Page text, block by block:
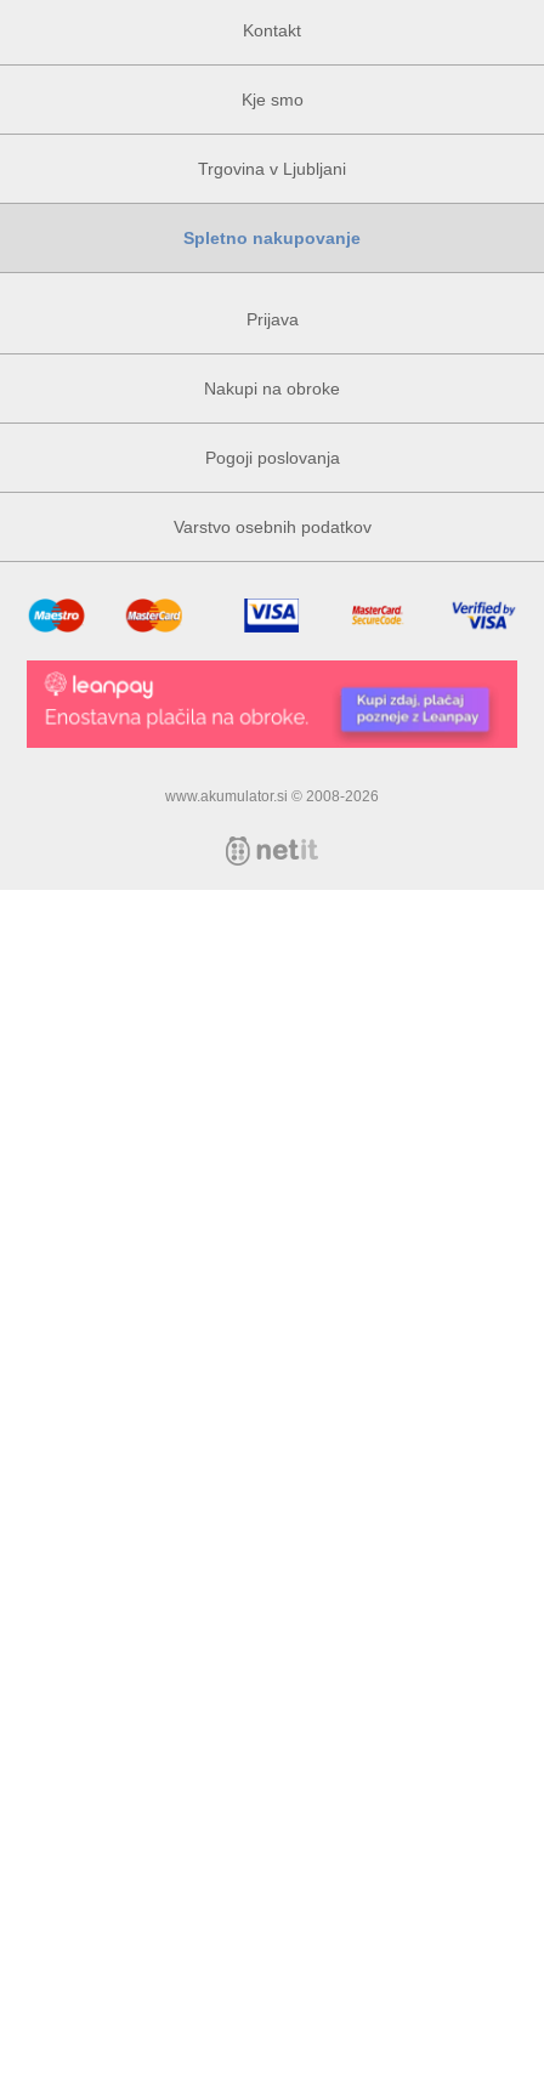
Kontakt
Kje smo
Trgovina v Ljubljani
Spletno nakupovanje
Prijava
Nakupi na obroke
Pogoji poslovanja
Varstvo osebnih podatkov
www.akumulator.si © 2008-2026